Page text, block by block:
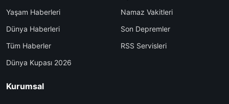
Yaşam Haberleri
Dünya Haberleri
Tüm Haberler
Dünya Kupası 2026
Namaz Vakitleri
Son Depremler
RSS Servisleri
Kurumsal